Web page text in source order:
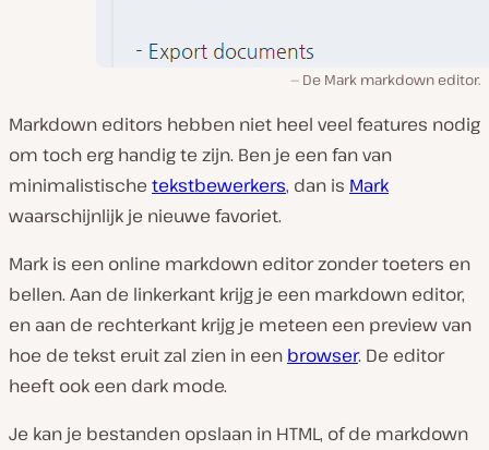
De Mark markdown editor.
Markdown editors hebben niet heel veel features nodig
om toch erg handig te zijn. Ben je een fan van
minimalistische tekstbewerkers, dan is Mark
waarschijnlijk je nieuwe favoriet.
Mark is een online markdown editor zonder toeters en
bellen. Aan de linkerkant krijg je een markdown editor,
en aan de rechterkant krijg je meteen een preview van
hoe de tekst eruit zal zien in een browser. De editor
heeft ook een dark mode.
Je kan je bestanden opslaan in HTML, of de markdown